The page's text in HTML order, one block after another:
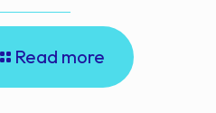
Read more